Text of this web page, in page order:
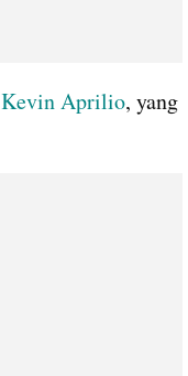
Kevin Aprilio, yang